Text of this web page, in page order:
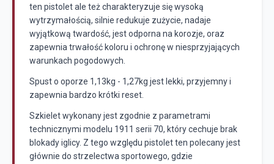
ten pistolet ale też charakteryzuje się wysoką
wytrzymałością, silnie redukuje zużycie, nadaje
wyjątkową twardość, jest odporna na korozje, oraz
zapewnia trwałość koloru i ochronę w niesprzyjających
warunkach pogodowych.
Spust o oporze 1,13kg - 1,27kg jest lekki, przyjemny i
zapewnia bardzo krótki reset.
Szkielet wykonany jest zgodnie z parametrami
technicznymi modelu 1911 serii 70, który cechuje brak
blokady iglicy. Z tego względu pistolet ten polecany jest
głównie do strzelectwa sportowego, gdzie